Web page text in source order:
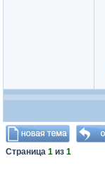
Страница 1 из 1